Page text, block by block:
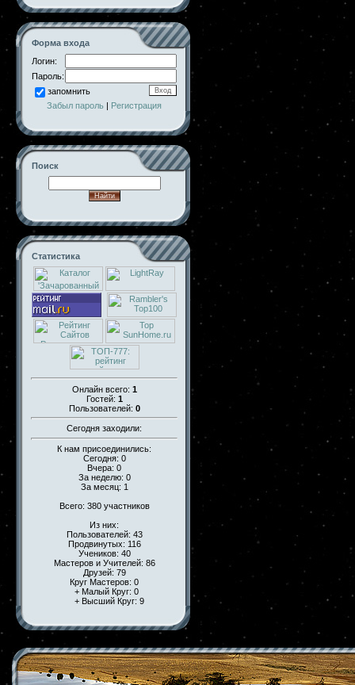
Форма входа
Логин:
Пароль:
запомнить
Забыл пароль | Регистрация
Поиск
Статистика
Онлайн всего: 1
Гостей: 1
Пользователей: 0
Сегодня заходили:
К нам присоединились:
Сегодня: 0
Вчера: 0
За неделю: 0
За месяц: 1
Всего: 380 участников
Из них:
Пользователей: 43
Продвинутых: 116
Учеников: 40
Мастеров и Учителей: 86
Друзей: 79
Круг Мастеров: 0
+ Малый Круг: 0
+ Высший Круг: 9